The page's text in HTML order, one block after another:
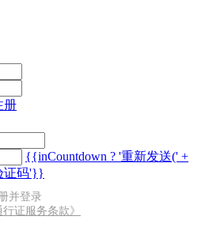
册
{{inCountdown ? '重新发送(' +
证码'}}
并登录
行证服务条款》